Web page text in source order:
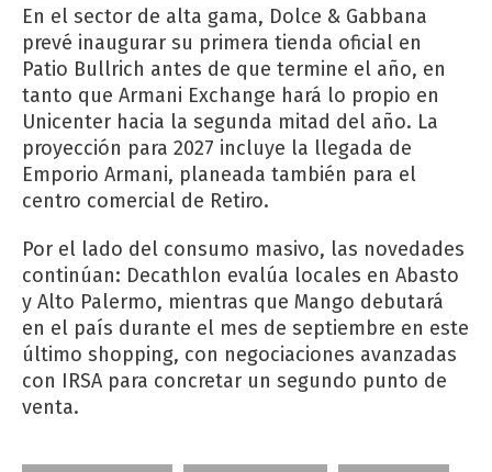
En el sector de alta gama, Dolce & Gabbana
prevé inaugurar su primera tienda oficial en
Patio Bullrich antes de que termine el año, en
tanto que Armani Exchange hará lo propio en
Unicenter hacia la segunda mitad del año. La
proyección para 2027 incluye la llegada de
Emporio Armani, planeada también para el
centro comercial de Retiro.
Por el lado del consumo masivo, las novedades
continúan: Decathlon evalúa locales en Abasto
y Alto Palermo, mientras que Mango debutará
en el país durante el mes de septiembre en este
último shopping, con negociaciones avanzadas
con IRSA para concretar un segundo punto de
venta.